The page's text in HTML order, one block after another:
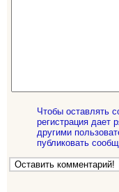
Чтобы оставлять
регистрация дает
другими
публиковать